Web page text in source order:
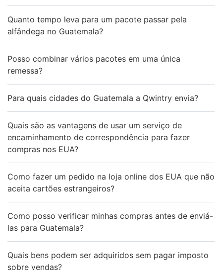
Quanto tempo leva para um pacote passar pela
alfândega no Guatemala?
Posso combinar vários pacotes em uma única
remessa?
Para quais cidades do Guatemala a Qwintry envia?
Quais são as vantagens de usar um serviço de
encaminhamento de correspondência para fazer
compras nos EUA?
Como fazer um pedido na loja online dos EUA que não
aceita cartões estrangeiros?
Como posso verificar minhas compras antes de enviá-
las para Guatemala?
Quais bens podem ser adquiridos sem pagar imposto
sobre vendas?